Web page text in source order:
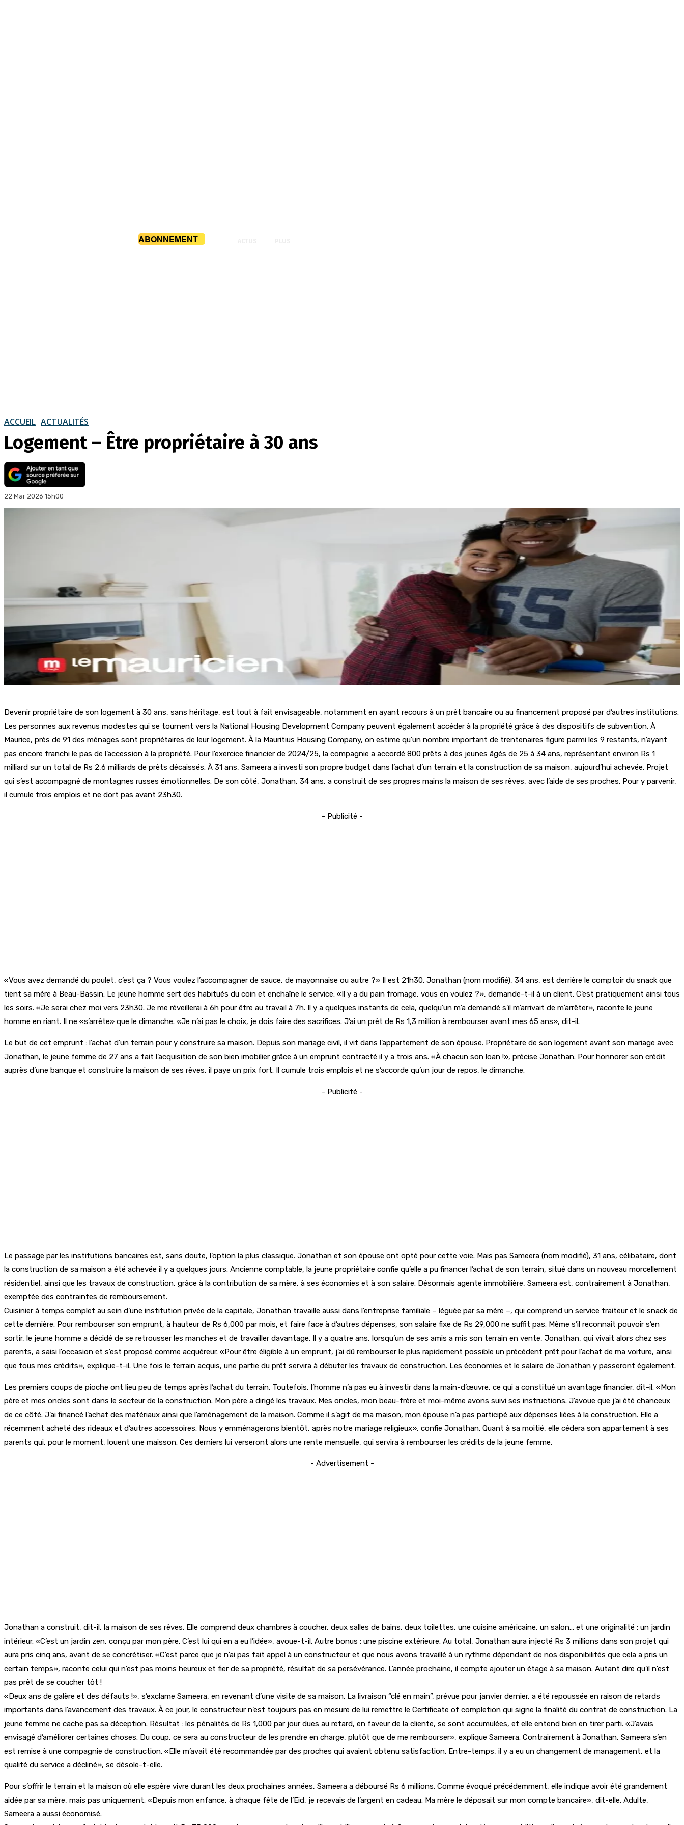
ABONNEMENT
ACCUEIL ACTUALITÉS
Logement – Être propriétaire à 30 ans
22 Mar 2026 15h00
Devenir propriétaire de son logement à 30 ans, sans héritage, est tout à fait envisageable, notamment en ayant recours à un prêt bancaire ou au financement proposé par d’autres institutions.
Les personnes aux revenus modestes qui se tournent vers la National Housing Development Company peuvent également accéder à la propriété grâce à des dispositifs de subvention. À
Maurice, près de 91 des ménages sont propriétaires de leur logement. À la Mauritius Housing Company, on estime qu’un nombre important de trentenaires figure parmi les 9 restants, n’ayant
pas encore franchi le pas de l’accession à la propriété. Pour l’exercice financier de 2024/25, la compagnie a accordé 800 prêts à des jeunes âgés de 25 à 34 ans, représentant environ Rs 1
milliard sur un total de Rs 2,6 milliards de prêts décaissés. À 31 ans, Sameera a investi son propre budget dans l’achat d’un terrain et la construction de sa maison, aujourd’hui achevée. Projet
qui s’est accompagné de montagnes russes émotionnelles. De son côté, Jonathan, 34 ans, a construit de ses propres mains la maison de ses rêves, avec l’aide de ses proches. Pour y parvenir,
il cumule trois emplois et ne dort pas avant 23h30.
- Publicité -
«Vous avez demandé du poulet, c’est ça ? Vous voulez l’accompagner de sauce, de mayonnaise ou autre ?» Il est 21h30. Jonathan (nom modifié), 34 ans, est derrière le comptoir du snack que
tient sa mère à Beau-Bassin. Le jeune homme sert des habitués du coin et enchaîne le service. «Il y a du pain fromage, vous en voulez ?», demande-t-il à un client. C’est pratiquement ainsi tous
les soirs. «Je serai chez moi vers 23h30. Je me réveillerai à 6h pour être au travail à 7h. Il y a quelques instants de cela, quelqu’un m’a demandé s’il m’arrivait de m’arrêter», raconte le jeune
homme en riant. Il ne «s’arrête» que le dimanche. «Je n’ai pas le choix, je dois faire des sacrifices. J’ai un prêt de Rs 1,3 million à rembourser avant mes 65 ans», dit-il.
Le but de cet emprunt : l’achat d’un terrain pour y construire sa maison. Depuis son mariage civil, il vit dans l’appartement de son épouse. Propriétaire de son logement avant son mariage avec
Jonathan, le jeune femme de 27 ans a fait l’acquisition de son bien imobilier grâce à un emprunt contracté il y a trois ans. «À chacun son loan !», précise Jonathan. Pour honnorer son crédit
auprès d’une banque et construire la maison de ses rêves, il paye un prix fort. Il cumule trois emplois et ne s’accorde qu’un jour de repos, le dimanche.
- Publicité -
Le passage par les institutions bancaires est, sans doute, l’option la plus classique. Jonathan et son épouse ont opté pour cette voie. Mais pas Sameera (nom modifié), 31 ans, célibataire, dont
la construction de sa maison a été achevée il y a quelques jours. Ancienne comptable, la jeune propriétaire confie qu’elle a pu financer l’achat de son terrain, situé dans un nouveau morcellement
résidentiel, ainsi que les travaux de construction, grâce à la contribution de sa mère, à ses économies et à son salaire. Désormais agente immobilière, Sameera est, contrairement à Jonathan,
exemptée des contraintes de remboursement.
Cuisinier à temps complet au sein d’une institution privée de la capitale, Jonathan travaille aussi dans l’entreprise familiale – léguée par sa mère –, qui comprend un service traiteur et le snack de
cette dernière. Pour rembourser son emprunt, à hauteur de Rs 6,000 par mois, et faire face à d’autres dépenses, son salaire fixe de Rs 29,000 ne suffit pas. Même s’il reconnaît pouvoir s’en
sortir, le jeune homme a décidé de se retrousser les manches et de travailler davantage. Il y a quatre ans, lorsqu’un de ses amis a mis son terrain en vente, Jonathan, qui vivait alors chez ses
parents, a saisi l’occasion et s’est proposé comme acquéreur. «Pour être éligible à un emprunt, j’ai dû rembourser le plus rapidement possible un précédent prêt pour l’achat de ma voiture, ainsi
que tous mes crédits», explique-t-il. Une fois le terrain acquis, une partie du prêt servira à débuter les travaux de construction. Les économies et le salaire de Jonathan y passeront également.
Les premiers coups de pioche ont lieu peu de temps après l’achat du terrain. Toutefois, l’homme n’a pas eu à investir dans la main-d’œuvre, ce qui a constitué un avantage financier, dit-il. «Mon
père et mes oncles sont dans le secteur de la construction. Mon père a dirigé les travaux. Mes oncles, mon beau-frère et moi-même avons suivi ses instructions. J’avoue que j’ai été chanceux
de ce côté. J’ai financé l’achat des matériaux ainsi que l’aménagement de la maison. Comme il s’agit de ma maison, mon épouse n’a pas participé aux dépenses liées à la construction. Elle a
récemment acheté des rideaux et d’autres accessoires. Nous y emménagerons bientôt, après notre mariage religieux», confie Jonathan. Quant à sa moitié, elle cédera son appartement à ses
parents qui, pour le moment, louent une maisson. Ces derniers lui verseront alors une rente mensuelle, qui servira à rembourser les crédits de la jeune femme.
- Advertisement -
Jonathan a construit, dit-il, la maison de ses rêves. Elle comprend deux chambres à coucher, deux salles de bains, deux toilettes, une cuisine américaine, un salon… et une originalité : un jardin
intérieur. «C’est un jardin zen, conçu par mon père. C’est lui qui en a eu l’idée», avoue-t-il. Autre bonus : une piscine extérieure. Au total, Jonathan aura injecté Rs 3 millions dans son projet qui
aura pris cinq ans, avant de se concrétiser. «C’est parce que je n’ai pas fait appel à un constructeur et que nous avons travaillé à un rythme dépendant de nos disponibilités que cela a pris un
certain temps», raconte celui qui n’est pas moins heureux et fier de sa propriété, résultat de sa persévérance. L’année prochaine, il compte ajouter un étage à sa maison. Autant dire qu’il n’est
pas prêt de se coucher tôt !
«Deux ans de galère et des défauts !», s’exclame Sameera, en revenant d’une visite de sa maison. La livraison “clé en main”, prévue pour janvier dernier, a été repoussée en raison de retards
importants dans l’avancement des travaux. À ce jour, le constructeur n’est toujours pas en mesure de lui remettre le Certificate of completion qui signe la finalité du contrat de construction. La
jeune femme ne cache pas sa déception. Résultat : les pénalités de Rs 1,000 par jour dues au retard, en faveur de la cliente, se sont accumulées, et elle entend bien en tirer parti. «J’avais
envisagé d’améliorer certaines choses. Du coup, ce sera au constructeur de les prendre en charge, plutôt que de me rembourser», explique Sameera. Contrairement à Jonathan, Sameera s’en
est remise à une compagnie de construction. «Elle m’avait été recommandée par des proches qui avaient obtenu satisfaction. Entre-temps, il y a eu un changement de management, et la
qualité du service a décliné», se désole-t-elle.
Pour s’offrir le terrain et la maison où elle espère vivre durant les deux prochaines années, Sameera a déboursé Rs 6 millions. Comme évoqué précédemment, elle indique avoir été grandement
aidée par sa mère, mais pas uniquement. «Depuis mon enfance, à chaque fête de l’Eid, je recevais de l’argent en cadeau. Ma mère le déposait sur mon compte bancaire», dit-elle. Adulte,
Sameera a aussi économisé.